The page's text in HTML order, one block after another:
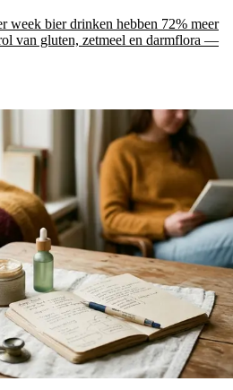
week bier drinken hebben 72% meer
van gluten, zetmeel en darmflora —